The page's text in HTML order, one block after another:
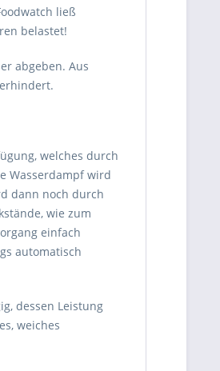
ließ
belastet!
abgeben. Aus
welches durch
Wasserdampf wird
dann noch durch
wie zum
einfach
automatisch
dessen Leistung
weiches